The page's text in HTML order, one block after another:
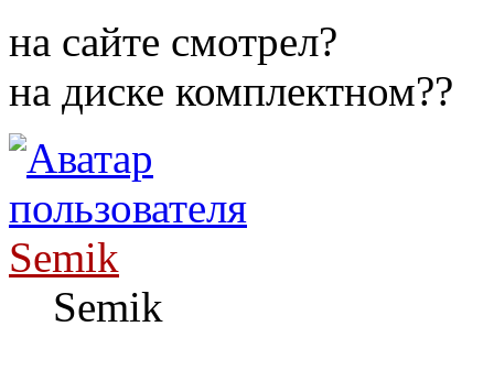
на сайте смотрел?
на диске комплектном??
Semik
Semik